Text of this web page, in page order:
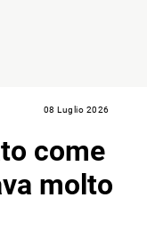
08 Luglio 2026
come
molto